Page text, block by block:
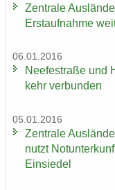
Zen­tra­le
Erst­auf­nah­me
06.01.2016
Nee­fe­st­ra­ße und
kehr ver­bun­den
05.01.2016
Zen­tra­le
nutzt
Einsiedel